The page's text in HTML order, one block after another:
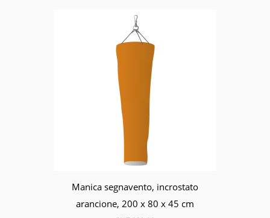
Carrello
Manica segnavento, incrostato
arancione, 200 x 80 x 45 cm